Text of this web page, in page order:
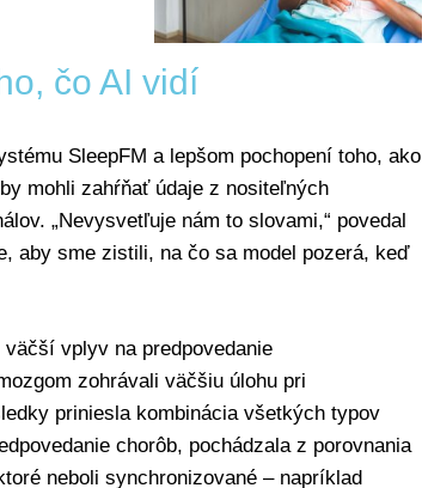
čo AI vidí
SleepFM a lepšom pochopení toho, ako
mohli zahŕňať údaje z nositeľných
„Nevysvetľuje nám to slovami,“ povedal
aby sme zistili, na čo sa model pozerá, keď
vplyv na predpovedanie
zohrávali väčšiu úlohu pri
priniesla kombinácia všetkých typov
chorôb, pochádzala z porovnania
neboli synchronizované – napríklad